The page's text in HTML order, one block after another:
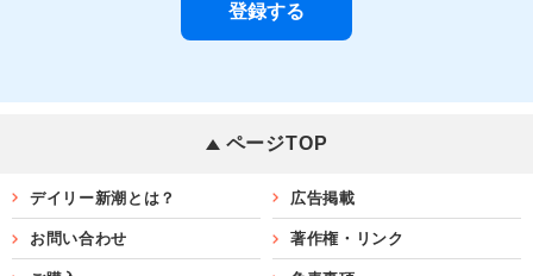
ページTOP
デイリー新潮とは？ 広告掲載
お問い合わせ 著作権・リンク